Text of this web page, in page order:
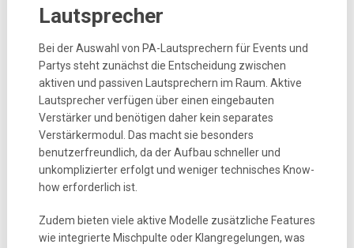
Lautsprecher
Bei der Auswahl von PA-Lautsprechern für Events und
Partys steht zunächst die Entscheidung zwischen
aktiven und passiven Lautsprechern im Raum. Aktive
Lautsprecher verfügen über einen eingebauten
Verstärker und benötigen daher kein separates
Verstärkermodul. Das macht sie besonders
benutzerfreundlich, da der Aufbau schneller und
unkomplizierter erfolgt und weniger technisches Know-
how erforderlich ist.
Zudem bieten viele aktive Modelle zusätzliche Features
wie integrierte Mischpulte oder Klangregelungen, was